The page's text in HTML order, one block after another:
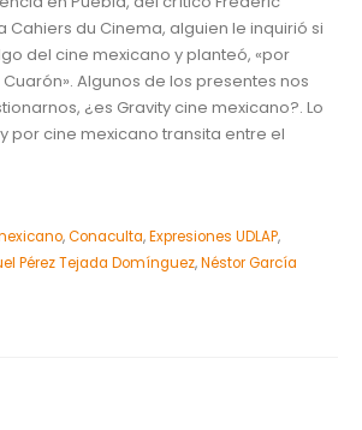
Cahiers du Cinema, alguien le inquirió si
del cine mexicano y planteó, «por
Algunos de los presentes nos
¿es Gravity cine mexicano?. Lo
por cine mexicano transita entre el
,Conaculta,Expresiones UDLAP,
Pérez Tejada Domínguez,Néstor García